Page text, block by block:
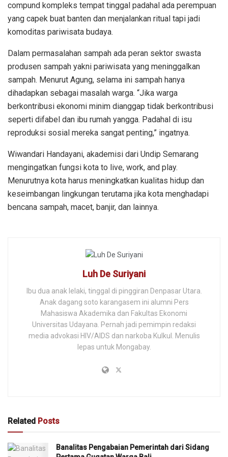
compund kompleks tempat tinggal padahal ada perempuan
yang capek buat banten dan menjalankan ritual tapi jadi
komoditas pariwisata budaya.
Dalam permasalahan sampah ada peran sektor swasta
produsen sampah yakni pariwisata yang meninggalkan
sampah. Menurut Agung, selama ini sampah hanya
dihadapkan sebagai masalah warga. “Jika warga
berkontribusi ekonomi minim dianggap tidak berkontribusi
seperti difabel dan ibu rumah yangga. Padahal di isu
reproduksi sosial mereka sangat penting,” ingatnya.
Wiwandari Handayani, akademisi dari Undip Semarang
mengingatkan fungsi kota to live, work, and play.
Menurutnya kota harus meningkatkan kualitas hidup dan
keseimbangan lingkungan terutama jika kota menghadapi
bencana sampah, macet, banjir, dan lainnya.
Luh De Suriyani
Ibu dua anak lelaki, tinggal di pinggiran Denpasar Utara.
Anak dagang soto karangasem ini alumni Pers
Mahasiswa Akademika dan Fakultas Ekonomi
Universitas Udayana. Pernah jadi pemimpin redaksi
media advokasi HIV/AIDS dan narkoba Kulkul. Menulis
lepas untuk Mongabay.
Related Posts
Banalitas Pengabaian Pemerintah dari Sidang